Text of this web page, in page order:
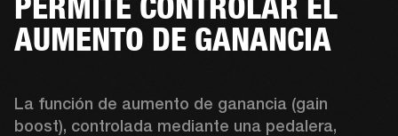
AUMENTO DE GANANCIA
La función de aumento de ganancia (gain
boost), controlada mediante una pedalera,